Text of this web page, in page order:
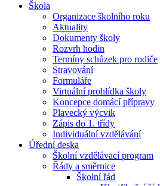
Škola
Organizace školního roku
Aktuality
Dokumenty školy
Rozvrh hodin
Termíny schůzek pro rodiče
Stravování
Formuláře
Virtuální prohlídka školy
Koncepce domácí přípravy
Plavecký výcvik
Zápis do 1. třídy
Individuální vzdělávání
Úřední deska
Školní vzdělávací program
Řády a směrnice
Školní řád